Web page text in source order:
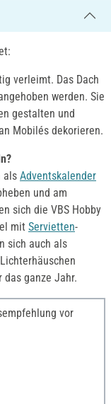
verleimt. Das Dach
werden. Sie
gestalten und
Mobilés dekorieren.
als Adventskalender
und am
sich die VBS Hobby
mit Servietten-
sich auch als
ganze Jahr.
vor